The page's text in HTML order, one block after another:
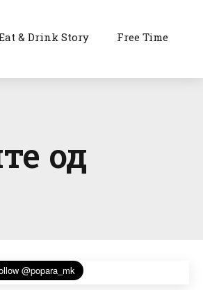
& Drink Story Free Time
од